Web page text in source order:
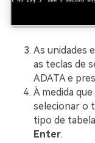
As unidades
as teclas de
ADATA e
À medida
selecionar o
tipo de
Enter.